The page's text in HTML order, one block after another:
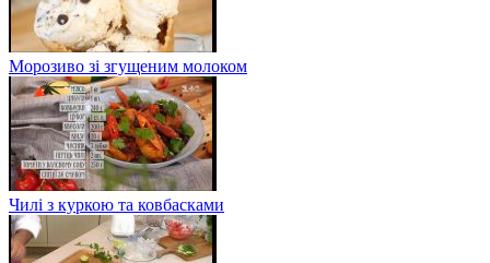
Морозиво зі згущеним молоком
Чилі з куркою та ковбасками